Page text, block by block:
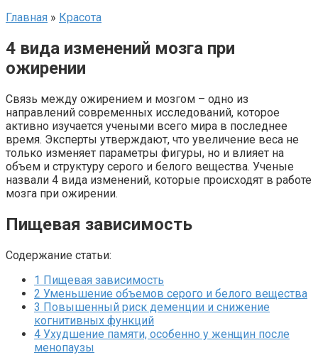
Главная » Красота
4 вида изменений мозга при
ожирении
Связь между ожирением и мозгом – одно из
направлений современных исследований, которое
активно изучается учеными всего мира в последнее
время. Эксперты утверждают, что увеличение веса не
только изменяет параметры фигуры, но и влияет на
объем и структуру серого и белого вещества. Ученые
назвали 4 вида изменений, которые происходят в работе
мозга при ожирении.
Пищевая зависимость
Содержание статьи:
1 Пищевая зависимость
2 Уменьшение объемов серого и белого вещества
3 Повышенный риск деменции и снижение
когнитивных функций
4 Ухудшение памяти, особенно у женщин после
менопаузы